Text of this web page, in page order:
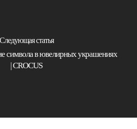
Следующая статья
символа в ювелирных украшениях
| CROCUS